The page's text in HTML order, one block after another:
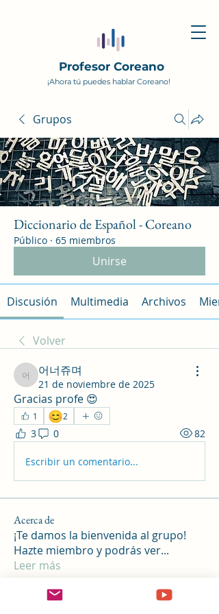
Profesor Coreano
¡Ahora tú puedes hablar Coreano!
Grupos
Diccionario de Español - Coreano
Público · 65 miembros
Unirse
Discusión Multimedia Archivos
Volver
어너쥬며
어너쥬며
21 de noviembre de 2025
Gracias profe 😍
1 😊2
3 0 82
Escribir un comentario...
Acerca de
¡Te damos la bienvenida al grupo!
Hazte miembro y podrás ver...
Leer más